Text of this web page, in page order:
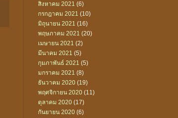
สิงหาคม 2021 (6)
กรกฎาคม 2021 (10)
มิถุนายน 2021 (16)
พฤษภาคม 2021 (20)
เมษายน 2021 (2)
มีนาคม 2021 (5)
กุมภาพันธ์ 2021 (5)
มกราคม 2021 (8)
ธันวาคม 2020 (19)
พฤศจิกายน 2020 (11)
ตุลาคม 2020 (17)
กันยายน 2020 (6)